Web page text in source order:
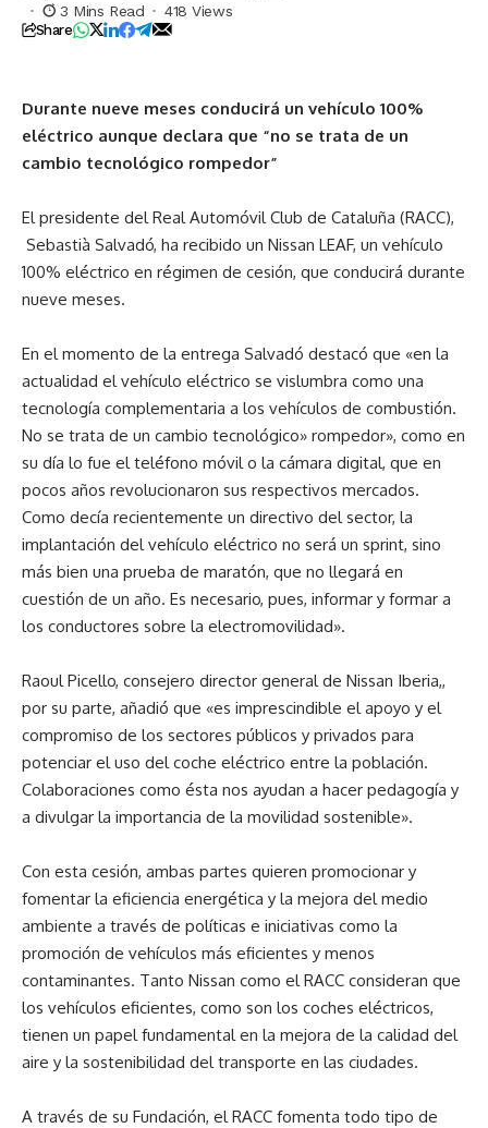
3 Mins Read
418 Views
Share
Durante nueve meses conducirá un vehículo 100%
eléctrico aunque declara que “no se trata de un
cambio tecnológico rompedor”
El presidente del Real Automóvil Club de Cataluña (RACC),
Sebastià Salvadó, ha recibido un Nissan LEAF, un vehículo
100% eléctrico en régimen de cesión, que conducirá durante
nueve meses.
En el momento de la entrega Salvadó destacó que «en la
actualidad el vehículo eléctrico se vislumbra como una
tecnología complementaria a los vehículos de combustión.
No se trata de un cambio tecnológico» rompedor», como en
su día lo fue el teléfono móvil o la cámara digital, que en
pocos años revolucionaron sus respectivos mercados.
Como decía recientemente un directivo del sector, la
implantación del vehículo eléctrico no será un sprint, sino
más bien una prueba de maratón, que no llegará en
cuestión de un año. Es necesario, pues, informar y formar a
los conductores sobre la electromovilidad».
Raoul Picello, consejero director general de Nissan Iberia,,
por su parte, añadió que «es imprescindible el apoyo y el
compromiso de los sectores públicos y privados para
potenciar el uso del coche eléctrico entre la población.
Colaboraciones como ésta nos ayudan a hacer pedagogía y
a divulgar la importancia de la movilidad sostenible».
Con esta cesión, ambas partes quieren promocionar y
fomentar la eficiencia energética y la mejora del medio
ambiente a través de políticas e iniciativas como la
promoción de vehículos más eficientes y menos
contaminantes. Tanto Nissan como el RACC consideran que
los vehículos eficientes, como son los coches eléctricos,
tienen un papel fundamental en la mejora de la calidad del
aire y la sostenibilidad del transporte en las ciudades.
A través de su Fundación, el RACC fomenta todo tipo de